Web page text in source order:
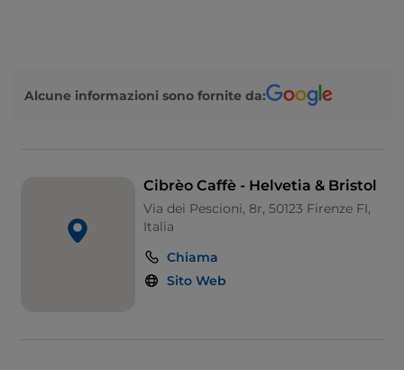
Alcune informazioni sono fornite da:
Cibrèo Caffè - Helvetia & Bristol
Via dei Pescioni, 8r, 50123 Firenze FI,
Italia
Chiama
Sito Web